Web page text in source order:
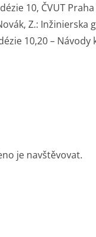
10, ČVUT
Z.: Inžinierska
10,20 – Návody
je navštěvovat.